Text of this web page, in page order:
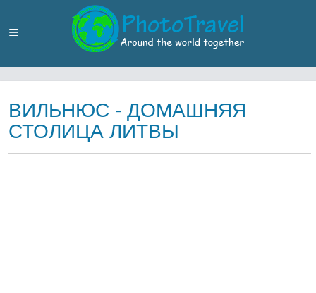
ВИЛЬНЮС - ДОМАШНЯЯ
СТОЛИЦА ЛИТВЫ